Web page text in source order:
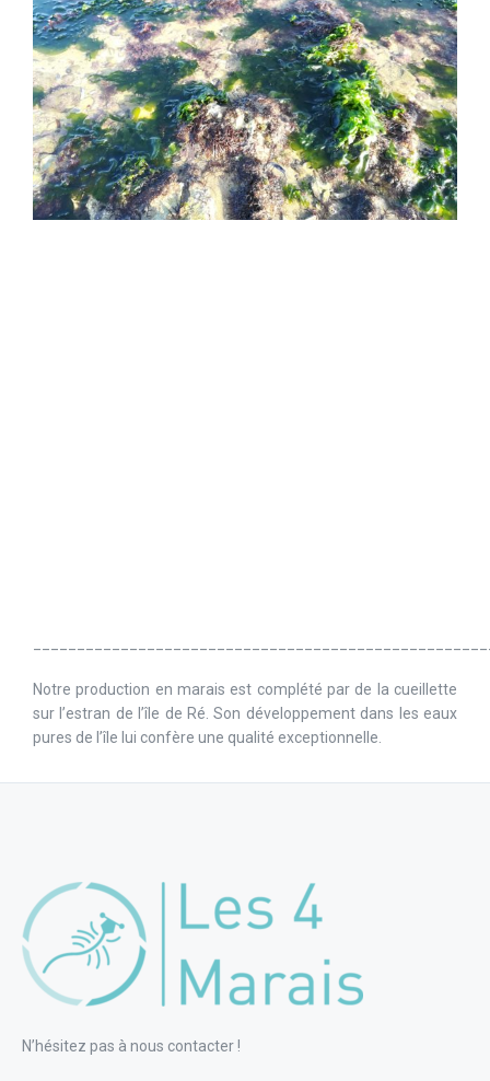
Notre production en marais est complété par de la cueillette
sur l’estran de l’île de Ré. Son développement dans les eaux
pures de l’île lui confère une qualité exceptionnelle.
N’hésitez pas à nous contacter !